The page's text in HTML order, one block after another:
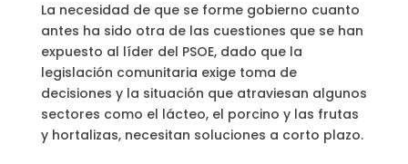
La necesidad de que se forme gobierno cuanto
antes ha sido otra de las cuestiones que se han
expuesto al líder del PSOE, dado que la
legislación comunitaria exige toma de
decisiones y la situación que atraviesan algunos
sectores como el lácteo, el porcino y las frutas
y hortalizas, necesitan soluciones a corto plazo.